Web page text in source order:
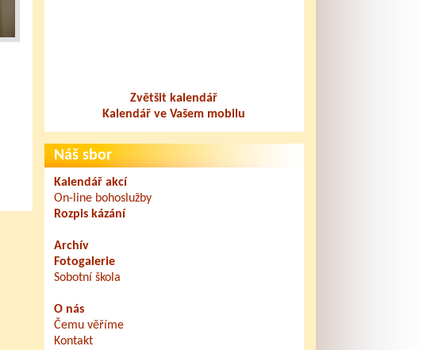
Zvětšit kalendář
Kalendář ve Vašem mobilu
Náš sbor
Kalendář akcí
On-line bohoslužby
Rozpis kázání
Archív
Fotogalerie
Sobotní škola
O nás
Čemu věříme
Kontakt